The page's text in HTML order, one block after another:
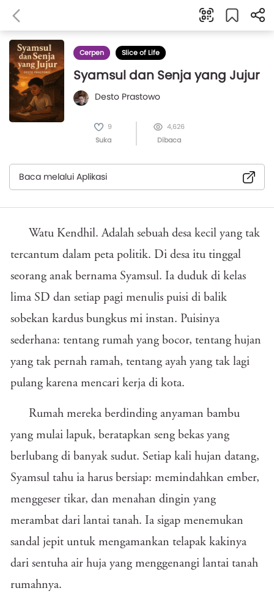
Cerpen Slice of Life
Syamsul dan Senja yang Jujur
Desto Prastowo
9
Suka
4,626
Dibaca
Baca melalui Aplikasi
Watu Kendhil. Adalah sebuah desa kecil yang tak
tercantum dalam peta politik. Di desa itu tinggal
seorang anak bernama Syamsul. Ia duduk di kelas
lima SD dan setiap pagi menulis puisi di balik
sobekan kardus bungkus mi instan. Puisinya
sederhana: tentang rumah yang bocor, tentang hujan
yang tak pernah ramah, tentang ayah yang tak lagi
pulang karena mencari kerja di kota.
Rumah mereka berdinding anyaman bambu
yang mulai lapuk, beratapkan seng bekas yang
berlubang di banyak sudut. Setiap kali hujan datang,
Syamsul tahu ia harus bersiap: memindahkan ember,
menggeser tikar, dan menahan dingin yang
merambat dari lantai tanah. Ia sigap menemukan
sandal jepit untuk mengamankan telapak kakinya
dari sentuha air huja yang menggenangi lantai tanah
rumahnya.